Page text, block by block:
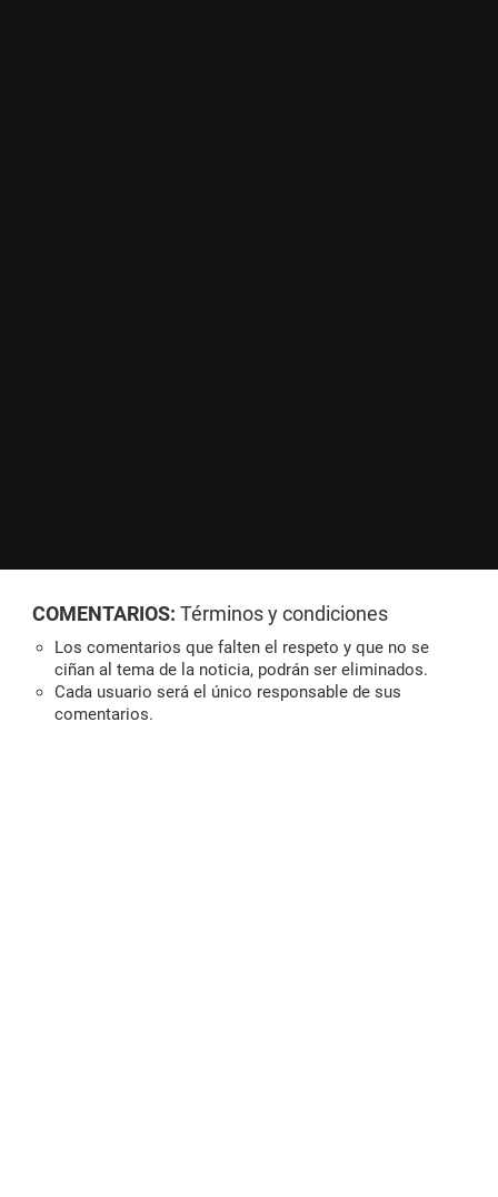
COMENTARIOS: Términos y condiciones
Los comentarios que falten el respeto y que no se
ciñan al tema de la noticia, podrán ser eliminados.
Cada usuario será el único responsable de sus
comentarios.